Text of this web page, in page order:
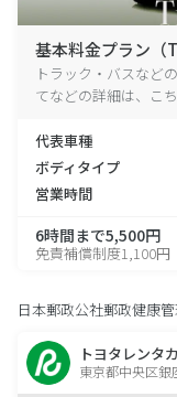
基本料金プラン（
トラック・バスなど
てなどの詳細は、こ
代表車種
ボディタイプ
営業時間
6時間まで5,500円
免責補償制度1,100円
日本郵政公社郵政健康
トヨタレンタ
東京都中央区